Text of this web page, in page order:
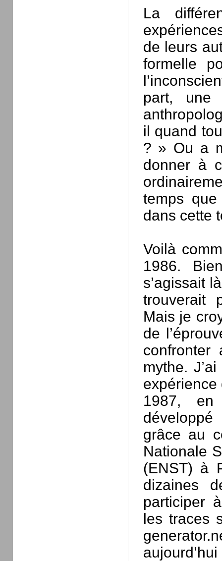
La
de leurs
formelle
part, une
il quand
? » Ou a
donner à
temps
dans cette
Voilà
1986.
s’agissait
trouverait
Mais je
de
mythe.
expérience
1987,
grâce au
Nationale
(ENST) à
dizaines
participer
les traces
aujourd’hui